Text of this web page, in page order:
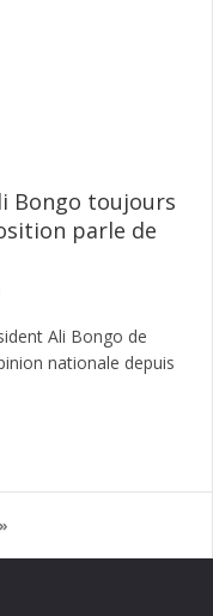
Bongo toujours
parle de
Ali Bongo de
nationale depuis
»